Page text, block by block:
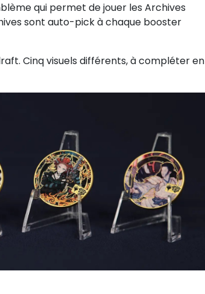
qui permet de jouer les Archives
sont auto-pick à chaque booster
Cinq visuels différents, à compléter en